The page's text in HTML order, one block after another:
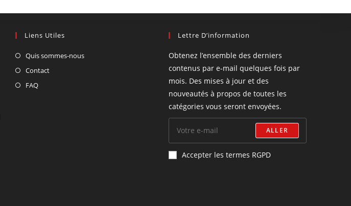
Liens Utiles
Quis sommes-nous
Contact
FAQ
Lettre D’information
Obtenez l’ensemble des derniers
contenus par e-mail quelques fois par
mois. Des mises à jour et des
nouveautés à propos de toutes les
catégories vous seront envoyées.
ALLER
Accepter les termes RGPD